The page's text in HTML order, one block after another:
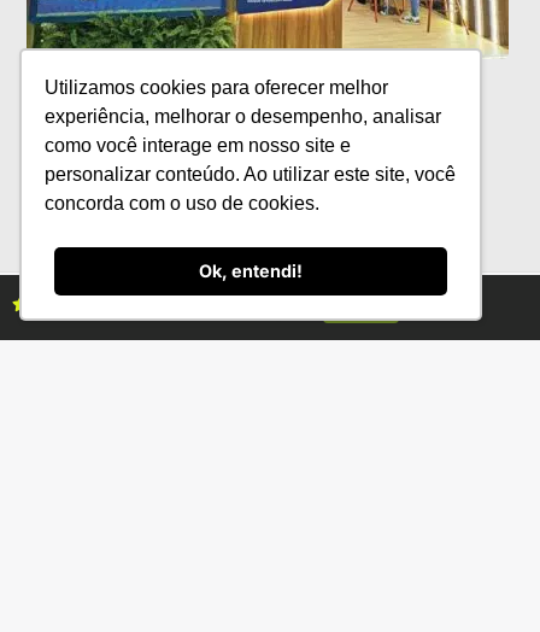
Utilizamos cookies para oferecer melhor
experiência, melhorar o desempenho, analisar
como você interage em nosso site e
personalizar conteúdo. Ao utilizar este site, você
concorda com o uso de cookies.
Ok, entendi!
Dinagro marca presença no Congresso
Andav com soluções naturais e
inovadoras